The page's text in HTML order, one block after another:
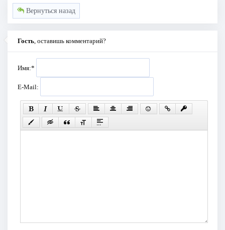
Вернуться назад
Гость, оставишь комментарий?
Имя:*
E-Mail: